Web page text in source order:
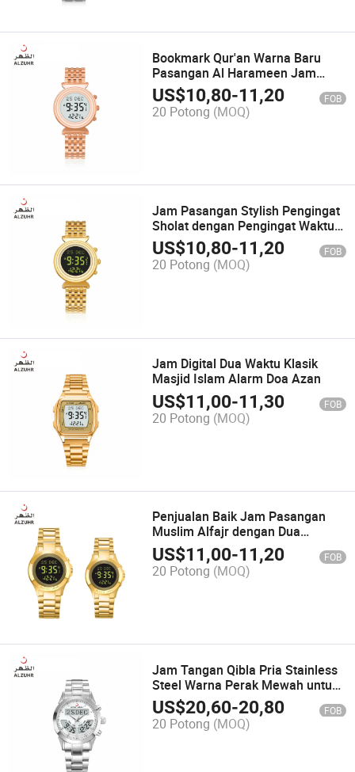
Bookmark Qur'an Warna Baru
Pasangan Al Harameen Jam
Tangan Stainless Steel untuk
Wanita
US$10,80-11,20 FOB
20 Potong (MOQ)
Jam Pasangan Stylish Pengingat
Sholat dengan Pengingat Waktu
Ganda
US$10,80-11,20 FOB
20 Potong (MOQ)
Jam Digital Dua Waktu Klasik
Masjid Islam Alarm Doa Azan
US$11,00-11,30 FOB
20 Potong (MOQ)
Penjualan Baik Jam Pasangan
Muslim Alfajr dengan Dua
Bahasa
US$11,00-11,20 FOB
20 Potong (MOQ)
Jam Tangan Qibla Pria Stainless
Steel Warna Perak Mewah untuk
Pria Harga Grosir
US$20,60-20,80 FOB
20 Potong (MOQ)